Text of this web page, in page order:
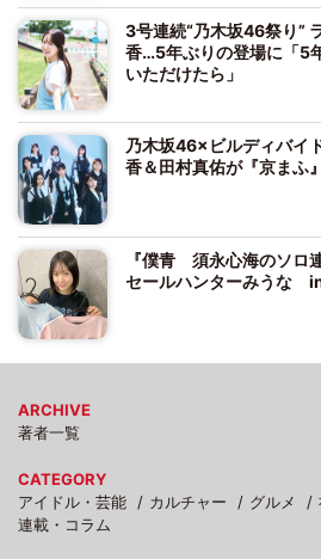
3号連続“乃木坂46祭り”
香…5年ぶりの登場に「5
いただけたら」
乃木坂46×ビルディバ
香＆田村真佑が『京まふ
『僕青 須永心海のソロ
セールハンターみうな
ARCHIVE
著者一覧
CATEGORY
アイドル・芸能
カルチャー グルメ
連載・コラム